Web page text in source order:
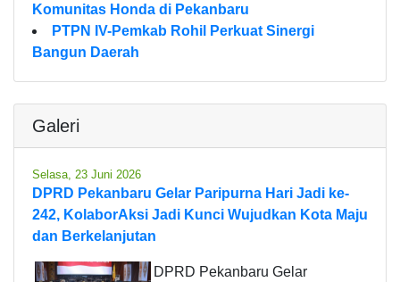
Komunitas Honda di Pekanbaru
PTPN IV-Pemkab Rohil Perkuat Sinergi
Bangun Daerah
Galeri
Selasa, 23 Juni 2026
DPRD Pekanbaru Gelar Paripurna Hari Jadi ke-
242, KolaborAksi Jadi Kunci Wujudkan Kota Maju
dan Berkelanjutan
DPRD Pekanbaru Gelar